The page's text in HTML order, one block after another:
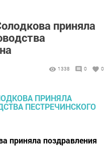
приняла
1338 0 0
приняла поздравления